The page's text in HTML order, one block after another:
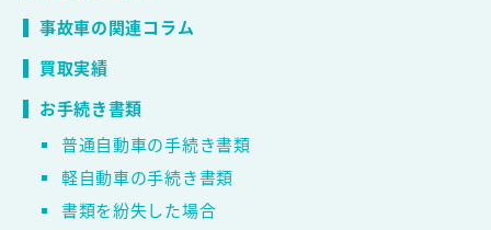
事故車の関連コラム
買取実績
お手続き書類
普通自動車の手続き書類
軽自動車の手続き書類
書類を紛失した場合